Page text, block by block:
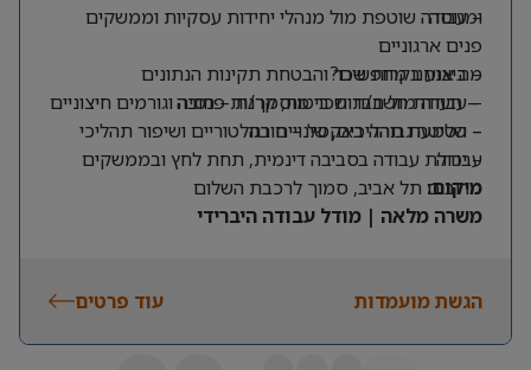
ומנוסה
– עבודה שוטפת מול מנהלי יחידות עסקיות וממשקים
פנים ארגוניים
– ביצוע בקרות שכר והבטחת תקינות הנתונים
– עבודה מול חברות ביטוח, קרנות פנסיה וגורמים חיצוניים
– הטמעת תהליכים, שינויים רגולטוריים ושיפור תהליכי
עבודה
מה אנחנו מחפשים?
– תעודת חשב/ת שכר מוסמך/ת – חובה
– שליטה גבוהה באקסל – חובה
– יכולת עבודה בסביבה דינמית, תחת לחץ ובממשקים
מרובים
מיקום: תל אביב, סמוך לרכבת השלום
משרה מלאה | מודל עבודה היברידי
הגשת מועמדות עוד פרטים